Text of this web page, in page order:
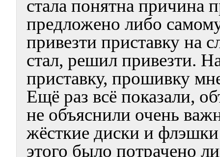
стала понятна причина
предложено либо
привезти приставку на
стал, решил привезти.
приставку, прошивку
Ещё раз всё показали,
не объяснили очень
жёсткие диски и
этого было потрачено